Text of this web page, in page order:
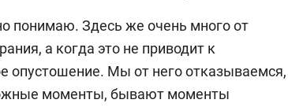
понимаю. Здесь же очень много от
а когда это не приводит к
опустошение. Мы от него отказываемся,
моменты, бывают моменты